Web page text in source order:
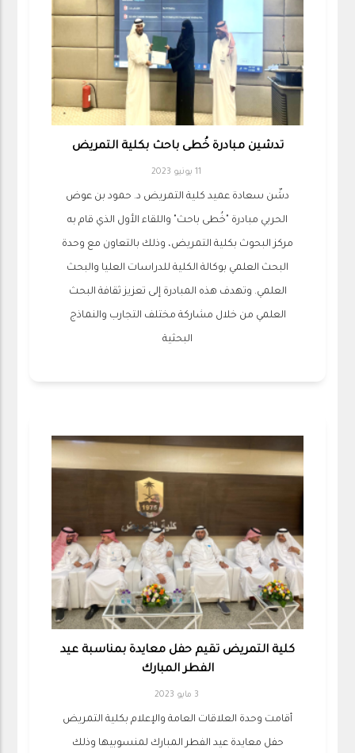
تدشين مبادرة خُطى باحث بكلية التمريض
11 يونيو 2023
دشّن سعادة عميد كلية التمريض د. حمود بن عوض
الحربي مبادرة "خُطى باحث" واللقاء الأول الذي قام به
مركز البحوث بكلية التمريض، وذلك بالتعاون مع وحدة
البحث العلمي بوكالة الكلية للدراسات العليا والبحث
العلمي. وتهدف هذه المبادرة إلى تعزيز ثقافة البحث
العلمي من خلال مشاركة مختلف التجارب والنماذج
البحثية
كلية التمريض تقيم حفل معايدة بمناسبة عيد
الفطر المبارك
3 مايو 2023
أقامت وحدة العلاقات العامة والإعلام بكلية التمريض
حفل معايدة عيد الفطر المبارك لمنسوبيها وذلك